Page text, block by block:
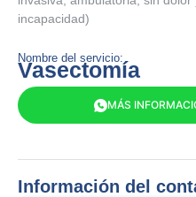
incapacidad)
Nombre del servicio:
Vasectomía
MÁS
Información del